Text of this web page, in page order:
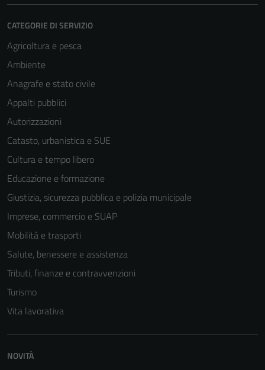
CATEGORIE DI SERVIZIO
Agricoltura e pesca
Ambiente
Anagrafe e stato civile
Appalti pubblici
Autorizzazioni
Catasto, urbanistica e SUE
Cultura e tempo libero
Educazione e formazione
Giustizia, sicurezza pubblica e polizia municipale
Imprese, commercio e SUAP
Mobilità e trasporti
Salute, benessere e assistenza
Tributi, finanze e contravvenzioni
Turismo
Vita lavorativa
NOVITÀ